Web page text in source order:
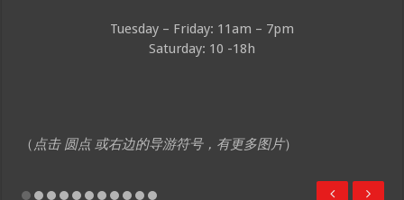
Tuesday – Friday: 11am – 7pm
Saturday: 10 -18h
（ 点击 圆点 或右边的导游符号，有更多图片）